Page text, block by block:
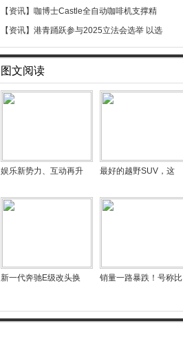
【资讯】 咖博士Castle全自动咖啡机支撑精
【资讯】 港青踊跃参与2025立法会选举 以选
图文阅读
娱乐新势力、互动再升 最好的越野SUV，这
新一代奔驰E级改头换 销量一路暴跌！号称比